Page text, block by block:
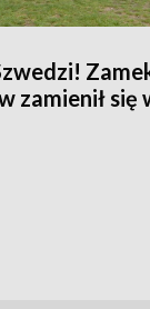
zamienił się